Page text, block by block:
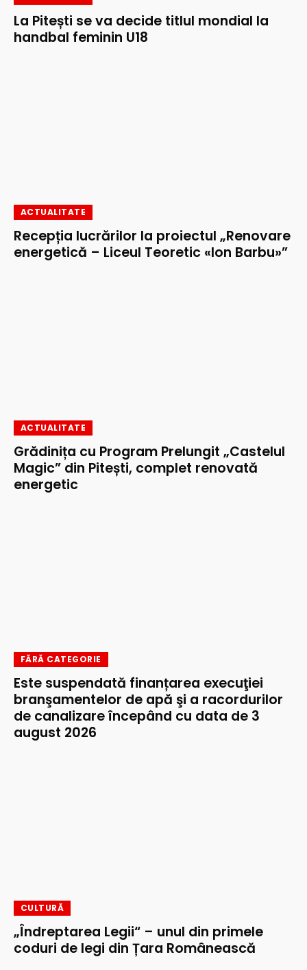
La Pitești se va decide titlul mondial la
handbal feminin U18
ACTUALITATE
Recepția lucrărilor la proiectul „Renovare
energetică – Liceul Teoretic «Ion Barbu»”
ACTUALITATE
Grădinița cu Program Prelungit „Castelul
Magic” din Pitești, complet renovată
energetic
FĂRĂ CATEGORIE
Este suspendată finanțarea execuţiei
branşamentelor de apă şi a racordurilor
de canalizare începând cu data de 3
august 2026
CULTURĂ
„Îndreptarea Legii“ – unul din primele
coduri de legi din Țara Românească